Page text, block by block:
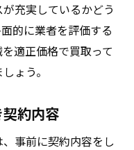
充実しているかどう
的に業者を評価する
適正価格で買取って
ょう。
約内容
事前に契約内容をし